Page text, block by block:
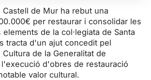
t
e
t
t
i
n
g
P
t
Castell de Mur ha rebut una
per restaurar i consolidar les
de la col·legiata de Santa
tracta d'un ajut concedit pel
de la Generalitat de
l'execució d'obres de restauració
valor cultural.